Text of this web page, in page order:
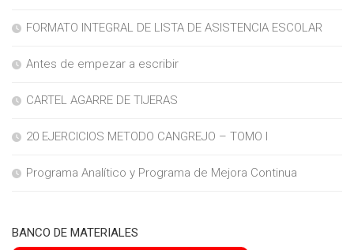
FORMATO INTEGRAL DE LISTA DE ASISTENCIA ESCOLAR
Antes de empezar a escribir
CARTEL AGARRE DE TIJERAS
20 EJERCICIOS METODO CANGREJO – TOMO I
Programa Analítico y Programa de Mejora Continua
BANCO DE MATERIALES